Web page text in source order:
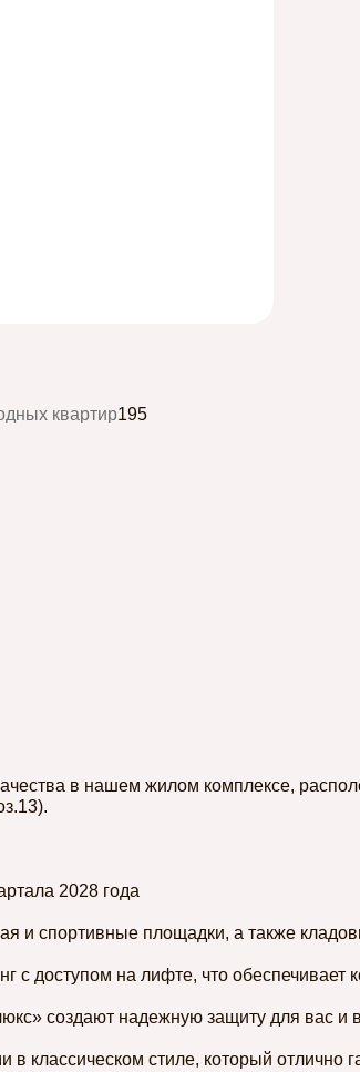
квартир195
в нашем жилом комплексе,
2028 года
и спортивные площадки, а также
доступом на лифте, что обеспечивает
создают надежную защиту для вас и
классическом стиле, который отлично